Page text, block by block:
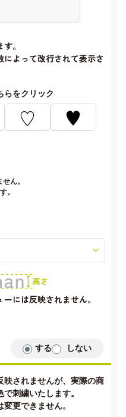
。
よって改行されて表示さ
らをクリック
♡
♥
ん。
。
には反映されません。
する しない
映されませんが、実際の商
刺繍いたします。
更できません。